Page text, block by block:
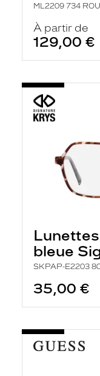
ML2209 734
À partir de
129,00 €
bleue
SKPAP-E2203
35,00 €